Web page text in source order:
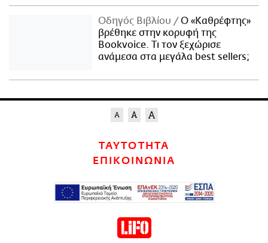
Οδηγός Βιβλίου
Ο «Καθρέφτης»
βρέθηκε στην κορυφή της
Bookvoice. Τι τον ξεχώρισε
ανάμεσα στα μεγάλα best sellers;
ΤΑΥΤΟΤΗΤΑ
ΕΠΙΚΟΙΝΩΝΙΑ